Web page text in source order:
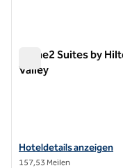
Home2 Suites by
Valley
Hoteldetails für Home2
Hoteldetails anzeigen
157,53 Meilen